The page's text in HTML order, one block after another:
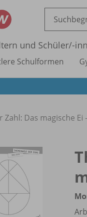
und Schüler/-
Schulformen
Das magische